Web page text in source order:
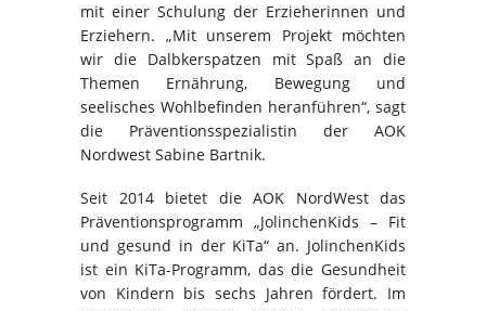
mit einer Schulung der Erzieherinnen und
Erziehern. „Mit unserem Projekt möchten
wir die Dalbkerspatzen mit Spaß an die
Themen Ernährung, Bewegung und
seelisches Wohlbefinden heranführen“, sagt
die Präventionsspezialistin der AOK
Nordwest Sabine Bartnik.
Seit 2014 bietet die AOK NordWest das
Präventionsprogramm „JolinchenKids – Fit
und gesund in der KiTa“ an. JolinchenKids
ist ein KiTa-Programm, das die Gesundheit
von Kindern bis sechs Jahren fördert. Im